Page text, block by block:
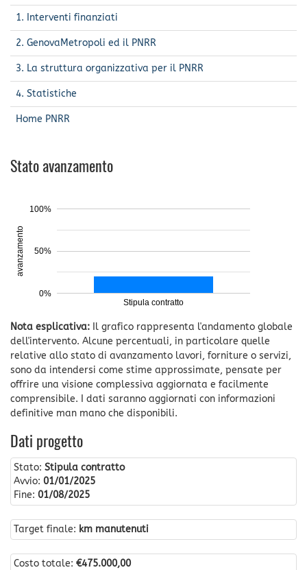
1. Interventi finanziati
2. GenovaMetropoli ed il PNRR
3. La struttura organizzativa per il PNRR
4. Statistiche
Home PNRR
Stato avanzamento
Stipula contratto
0%
50%
100%
avanzamento
Nota esplicativa: Il grafico rappresenta l'andamento globale
dell'intervento. Alcune percentuali, in particolare quelle
relative allo stato di avanzamento lavori, forniture o servizi,
sono da intendersi come stime approssimate, pensate per
offrire una visione complessiva aggiornata e facilmente
comprensibile. I dati saranno aggiornati con informazioni
definitive man mano che disponibili.
Dati progetto
Stato: Stipula contratto
Avvio: 01/01/2025
Fine: 01/08/2025
Target finale: km manutenuti
Costo totale: €475.000,00